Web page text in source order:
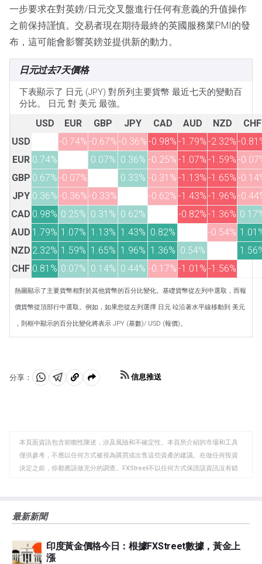
一步要求在對英鎊/日元交叉盤進行任何有意義的升值操作
之前保持謹慎。交易者現在期待最終的英國服務業PMI的發
布，這可能會影響英鎊並提供新的動力。
日元过去7天價格
下表顯示了 日元 (JPY) 對所列主要貨幣 最近七天的變動百
分比。 日元 對 美元 最強。
USD EUR GBP JPY CAD AUD NZD
CHF
USD
-0.74% -0.67% -0.36% -0.98% -1.79% -2.32% -
EUR 0.74% 0.07% 0.36% -0.25% -1.07% -1.59% -
GBP 0.67% -0.07% 0.33% -0.31% -1.13% -1.65% -
JPY 0.36% -0.36% -0.33% -0.62% -1.43% -1.96% -
CAD 0.98% 0.25% 0.31% 0.62% -0.82% -1.36%
AUD 1.79% 1.07% 1.13% 1.43% 0.82% -0.54%
NZD 2.32% 1.59% 1.65% 1.96% 1.36% 0.54%
CHF 0.81% 0.07% 0.14% 0.44% -0.17% -1.01% -1.56%
熱圖顯示了主要貨幣相對於其他貨幣的百分比變化。基礎貨幣從左列中選取，而報
價貨幣從頂部行中選取。例如，如果您從左列選擇 日元 竝沿著水平線移動到 美元
，則框中顯示的百分比變化將表示 JPY (基數)/ USD (報價)。
分享：
分 分 複
板
信息推送
本頁面資訊包含前瞻性陳述，涉及風險和不確定性。本頁所介紹的市場和工具
僅供參考，不應以任何方式被視為購買或出售這些資產的建議。在做任何投資
決定之前，你都應該做充分的調查。FXStreet不以任何方式保證該資訊沒有錯
觀點，並不代表FXStreet或其廣告商的官方政策或立場。作者不對本頁連結的
如果文章正文中沒有明確提到，在撰寫本文時，作者在本文中提到的任何股票
中都沒有頭寸，也沒有與文中提到的任何公司有業務關係。除了FXStreet，作
最新新聞
印度黃金價格今日：根據FXStreet數據，黃金上
漲